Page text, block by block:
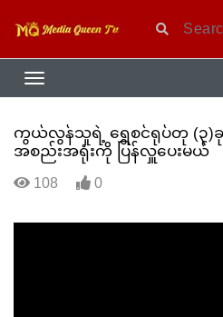
ကွယ်လွန်သူရဲ့ ရွှေစင်ရုပ်တု (၃)
အစည်းအရုံးကို ပြန်လှူပေးမယ်
108 0